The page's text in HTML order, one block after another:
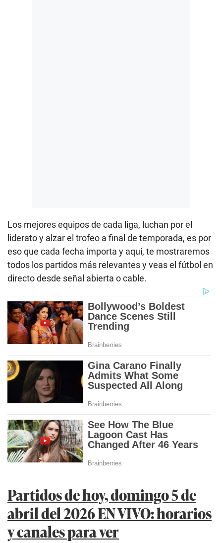
Los mejores equipos de cada liga, luchan por el
liderato y alzar el trofeo a final de temporada, es por
eso que cada fecha importa y aquí, te mostraremos
todos los partidos más relevantes y veas el fútbol en
directo desde señal abierta o cable.
Partidos de hoy, domingo 5 de
abril del 2026 EN VIVO: horarios
y canales para ver